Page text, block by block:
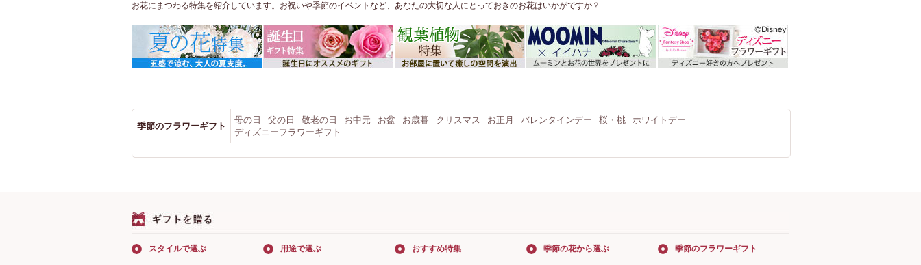
お花にまつわる特集を紹介しています。お祝いや季節のイベントなど、あなたの大切な人にとっておきのお花はいかがですか？
季節のフラワーギフト
母の日 父の日 敬老の日 お中元 お盆 お歳暮 クリスマス お正月 バレンタインデー 桜・桃
ホワイトデー
ディズニーフラワーギフト
スタイルで選ぶ 用途で選ぶ おすすめ特集 季節の花から選ぶ 季節のフラワーギフト